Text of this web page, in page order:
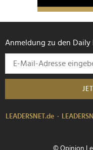
Anmeldung zu den Daily
LEADERSNET.de